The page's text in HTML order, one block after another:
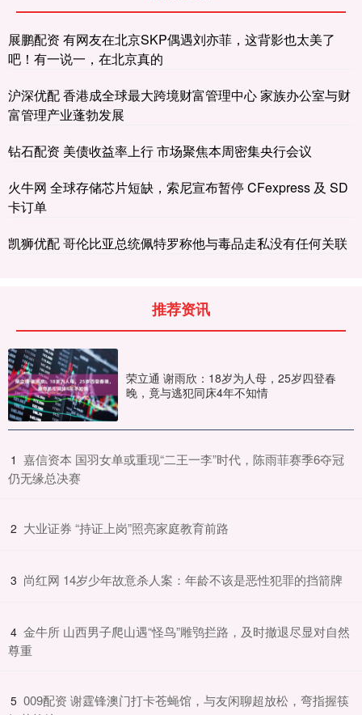
展鹏配资 有网友在北京SKP偶遇刘亦菲，这背影也太美了
吧！有一说一，在北京真的
沪深优配 香港成全球最大跨境财富管理中心 家族办公室与财
富管理产业蓬勃发展
钻石配资 美债收益率上行 市场聚焦本周密集央行会议
火牛网 全球存储芯片短缺，索尼宣布暂停 CFexpress 及 SD
卡订单
凯狮优配 哥伦比亚总统佩特罗称他与毒品走私没有任何关联
推荐资讯
荣立通 谢雨欣：18岁为人母，25岁四登春
晚，竟与逃犯同床4年不知情
1 ​嘉信资本 国羽女单或重现“二王一李”时代，陈雨菲赛季6夺冠
仍无缘总决赛
2 ​大业证券 “持证上岗”照亮家庭教育前路
3 ​尚红网 14岁少年故意杀人案：年龄不该是恶性犯罪的挡箭牌​
4 ​金牛所 山西男子爬山遇“怪鸟”雕鸮拦路，及时撤退尽显对自然
尊重
5 ​009配资 谢霆锋澳门打卡苍蝇馆，与友闲聊超放松，弯指握筷